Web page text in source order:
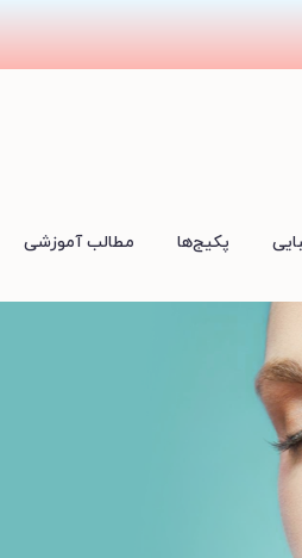
پکیج‌ها مطالب آموزشی